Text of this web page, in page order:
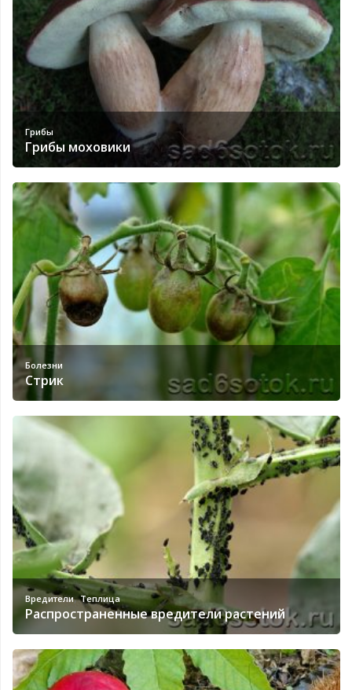
Грибы
Грибы моховики
Болезни
Стрик
Вредители,Теплица
Распространенные вредители растений